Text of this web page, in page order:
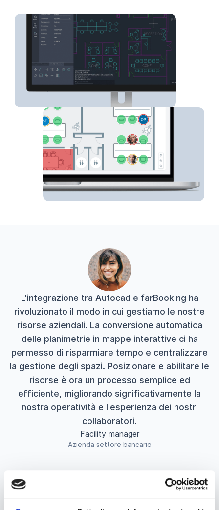
L'integrazione tra Autocad e farBooking ha
rivoluzionato il modo in cui gestiamo le nostre
risorse aziendali. La conversione automatica
delle planimetrie in mappe interattive ci ha
permesso di risparmiare tempo e centralizzare
la gestione degli spazi. Posizionare e abilitare le
risorse è ora un processo semplice ed
efficiente, migliorando significativamente la
nostra operatività e l'esperienza dei nostri
collaboratori.
Facility manager
Azienda settore bancario